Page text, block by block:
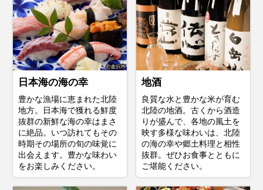
日本海の海の幸
豊かな漁場に恵まれた北陸
地方。日本海で獲れる鮮度
抜群の新鮮な海の幸はまさ
に絶品。いつ訪れてもその
時期その場所の旬の味覚に
出会えます。豊かな味わい
をお楽しみください。
地酒
良質な水と豊かな米が育む
北陸の地酒。古くから酒造
りが盛んで、各地の風土を
映す多様な味わいは、北陸
の海の幸や郷土料理と相性
抜群。ぜひお食事とともに
ご堪能ください。